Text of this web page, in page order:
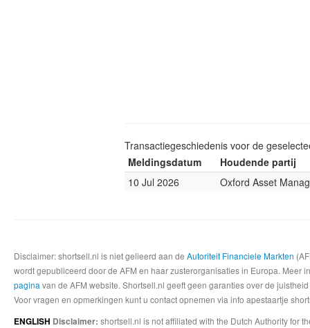
Transactiegeschiedenis voor de
Meldingsdatum
Houdende partij
10 Jul 2026
Oxford Asset
Disclaimer: shortsell.nl is niet gelieerd aan de Autoriteit Financiele Markten
wordt gepubliceerd door de AFM en haar zusterorganisaties in Europa.
pagina van de AFM website. Shortsell.nl geeft geen garanties over de
Voor vragen en opmerkingen kunt u contact opnemen via info apestaartje
ENGLISH Disclaimer: shortsell.nl is not affiliated with the Dutch Authority for